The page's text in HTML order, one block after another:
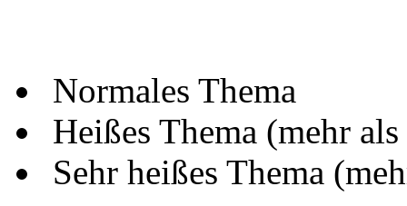
Normales Thema
Heißes Thema (mehr
Sehr heißes Thema